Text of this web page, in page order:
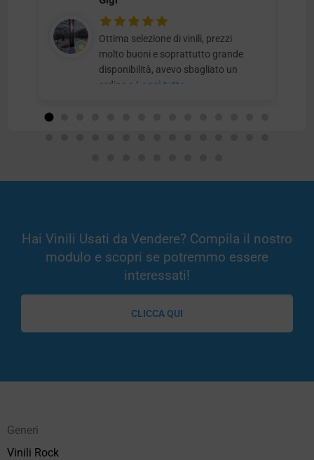
Ottima selezione di vinili, prezzi
molto buoni e soprattutto grande
disponibilità, avevo sbagliato un
ordine e Leggi tutto
Hai Vinili Usati da Vendere? Compila il nostro
modulo e scopri se potremmo essere
interessati!
CLICCA QUI
Generi
Vinili Rock